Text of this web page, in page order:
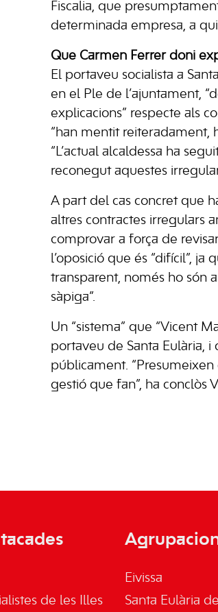
Fiscalia, que
determinada empresa, a
Que Carmen Ferrer doni
El portaveu socialista a
en el Ple de l’ajuntament,
explicacions” respecte als
“han mentit reiteradament,
“L’actual alcaldessa ha
reconegut aquestes
A part del cas concret que
altres contractes irregulars
comprovar a força de
l’oposició que és “difícil”,
transparent, només ho són
sàpiga”.
Un “sistema” que “Vicent
portaveu de Santa Eulària, i
públicament.
gestió que fan”, ha conclòs
de les Illes
Eivissa
Santa Eulària